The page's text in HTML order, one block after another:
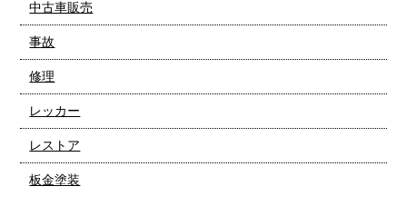
中古車販売
事故
修理
レッカー
レストア
板金塗装